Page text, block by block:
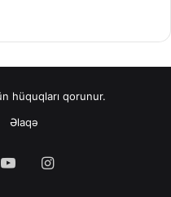
hüquqları qorunur.
Əlaqə
YouTubeInstagram